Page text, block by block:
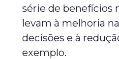
série de benefícios
levam à melhoria
decisões e à
exemplo.